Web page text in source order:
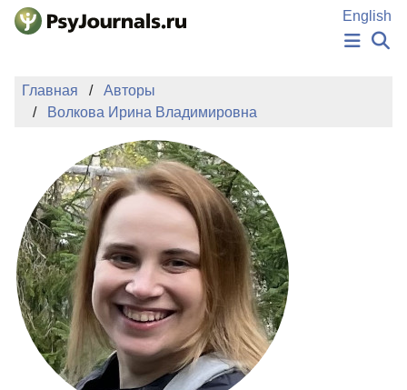
Перейти к основному содержанию
English
АВТОРЫ
ПОДАТЬ РУКОПИСЬ
БАЗА ЗНАНИЙ
КЛЮЧЕВЫЕ СЛОВА
Регистрация
Главная
Авторы
Волкова Ирина Владимировна